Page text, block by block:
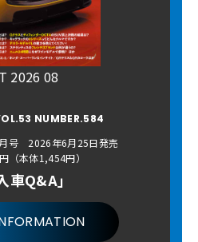
2026 08
NUMBER.584
号 2026年6月25日発売
（本体1,454円）
車Q&A」